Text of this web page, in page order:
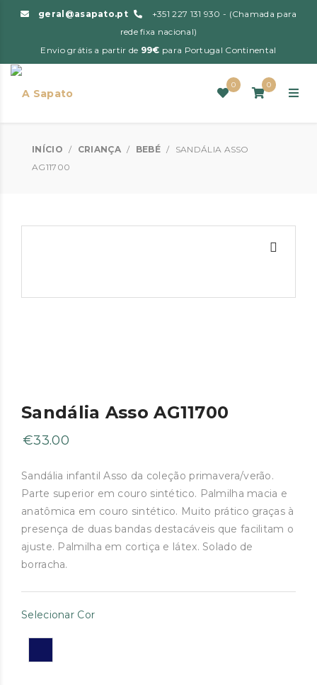
geral@asapato.pt
+351 227 131 930 - (Chamada para
rede fixa nacional)
Envio grátis a partir de 99€ para Portugal Continental
0 0
INÍCIO / CRIANÇA / BEBÉ /
SANDÁLIA ASSO
AG11700
Sandália Asso AG11700
€33.00
Sandália infantil Asso da coleção primavera/verão.
Parte superior em couro sintético. Palmilha macia e
anatômica em couro sintético. Muito prático graças à
presença de duas bandas destacáveis ​​que facilitam o
ajuste. Palmilha em cortiça e látex. Solado de
borracha.
Selecionar Cor